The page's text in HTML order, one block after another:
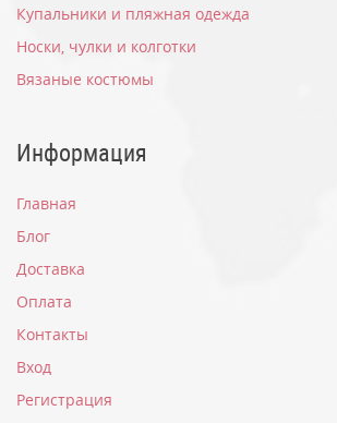
Купальники и пляжная одежда
Носки, чулки и колготки
Вязаные костюмы
Информация
Главная
Блог
Доставка
Оплата
Контакты
Вход
Регистрация